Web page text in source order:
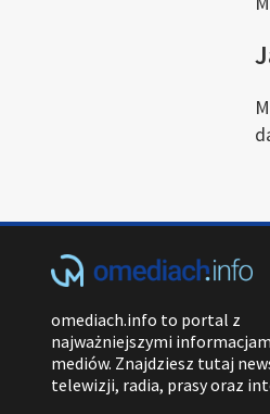
omediach.info to portal z
najważniejszymi
mediów. Znajdziesz tutaj
telewizji, radia, prasy oraz